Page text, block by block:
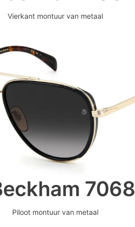
Vierkant montuur van metaal
7068
Piloot montuur van metaal